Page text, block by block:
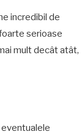
incredibil de
serioase
mult decât atât,